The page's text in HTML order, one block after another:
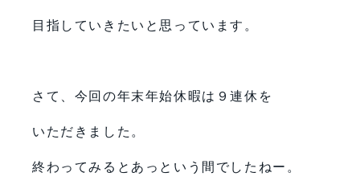
目指していきたいと思っています。
さて、今回の年末年始休暇は９連休を
いただきました。
終わってみるとあっという間でしたねー。